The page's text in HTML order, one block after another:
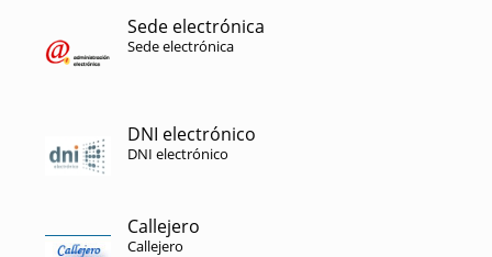
Sede electrónica
Sede electrónica
DNI electrónico
DNI electrónico
Callejero
Callejero